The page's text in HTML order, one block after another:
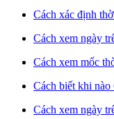
Cách xác định
Cách xem ngày
Cách xem mốc
Cách biết khi
Cách xem ngày